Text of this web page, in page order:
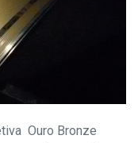
Ouro Bronze